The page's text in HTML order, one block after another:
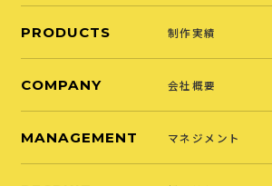
PRODUCTS 制作実績
COMPANY 会社概要
MANAGEMENT マネジメント